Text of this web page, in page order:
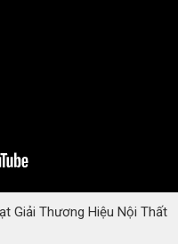
Giải Thương Hiệu Nội Thất